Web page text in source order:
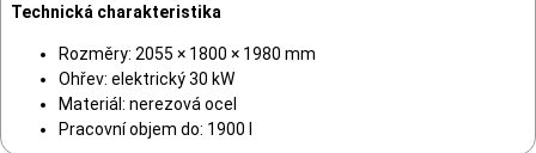
Technická charakteristika
Rozměry: 2055 × 1800 × 1980 mm
Ohřev: elektrický 30 kW
Materiál: nerezová ocel
Pracovní objem do: 1900 l